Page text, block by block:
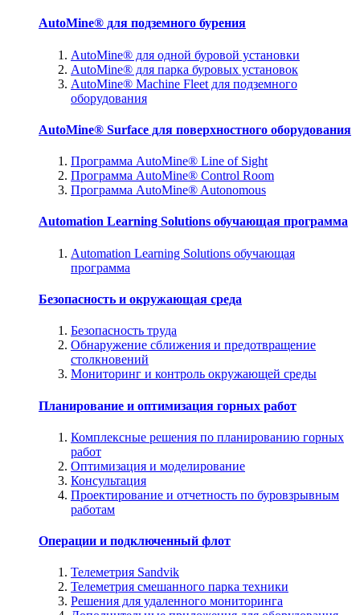
AutoMine® для подземного бурения
AutoMine® для одной буровой установки
AutoMine® для парка буровых установок
AutoMine® Machine Fleet для подземного
оборудования
AutoMine® Surface для поверхностного оборудования
Программа AutoMine® Line of Sight
Программа AutoMine® Control Room
Программа AutoMine® Autonomous
Automation Learning Solutions обучающая программа
Automation Learning Solutions обучающая
программа
Безопасность и окружающая среда
Безопасность труда
Обнаружение сближения и предотвращение
столкновений
Мониторинг и контроль окружающей среды
Планирование и оптимизация горных работ
Комплексные решения по планированию горных
работ
Оптимизация и моделирование
Консультация
Проектирование и отчетность по буровзрывным
работам
Операции и подключенный флот
Телеметрия Sandvik
Телеметрия смешанного парка техники
Решения для удаленного мониторинга